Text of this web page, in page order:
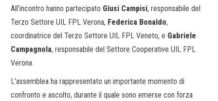
All’incontro hanno partecipato Giusi Campisi, responsabile del
Terzo Settore UIL FPL Verona, Federica Bonaldo,
coordinatrice del Terzo Settore UIL FPL Veneto, e Gabriele
Campagnola, responsabile del Settore Cooperative UIL FPL
Verona.
L’assemblea ha rappresentato un importante momento di
confronto e ascolto, durante il quale sono emerse con forza